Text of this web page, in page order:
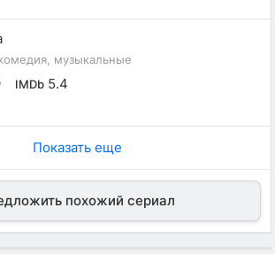
музыкальные
IMDb 5.4
Показать еще
похожий сериал